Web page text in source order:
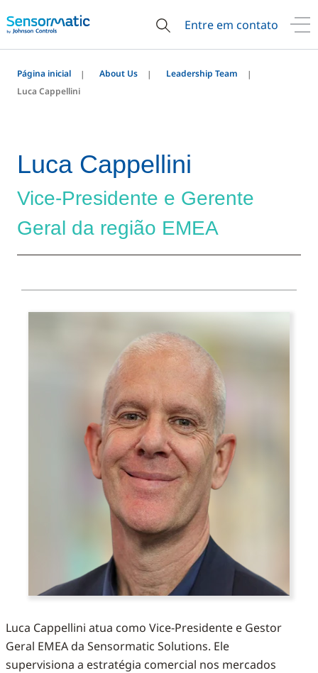
Entre em contato
Página inicial About Us
Leadership Team
Luca Cappellini
Luca Cappellini
Vice-Presidente e Gerente
Geral da região EMEA
Luca Cappellini atua como Vice-Presidente e Gestor
Geral EMEA da Sensormatic Solutions. Ele
supervisiona a estratégia comercial nos mercados